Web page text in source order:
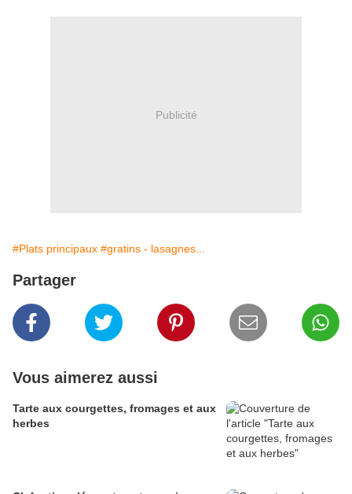
Publicité
#Plats principaux #gratins - lasagnes...
Partager
Vous aimerez aussi
Tarte aux courgettes, fromages et aux
herbes